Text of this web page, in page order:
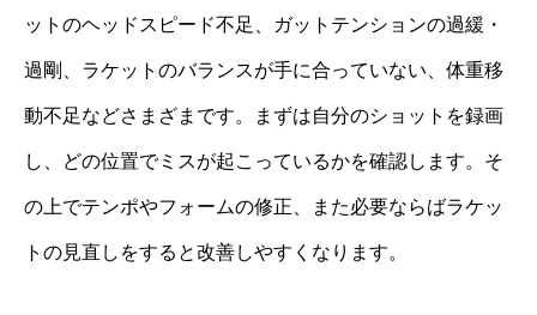
ットのヘッドスピード不足、ガットテンションの過緩・
過剛、ラケットのバランスが手に合っていない、体重移
動不足などさまざまです。まずは自分のショットを録画
し、どの位置でミスが起こっているかを確認します。そ
の上でテンポやフォームの修正、また必要ならばラケッ
トの見直しをすると改善しやすくなります。